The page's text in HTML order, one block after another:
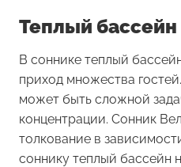
Теплый бассейн
В соннике теплый
приход множества
может быть сложной
концентрации. Сонник
толкование в
соннику теплый бассейн